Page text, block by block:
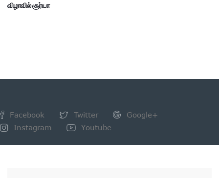
விழாவில் சூர்யா
Facebook Twitter
Google+
Instagram
Youtube